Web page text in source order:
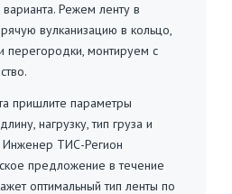
Режем ленту в
вулканизацию в кольцо,
перегородки, монтируем с
пришлите параметры
нагрузку, тип груза и
Инженер ТИС-Регион
предложение в течение
оптимальный тип ленты по